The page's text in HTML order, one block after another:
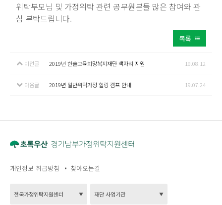
위탁부모님 및 가정위탁 관련 공무원분들 많은 참여와 관
심 부탁드립니다.
목록
이전글 2019년 한솔교육희망복지재단 책자리 지원 19.08.12
다음글 2019년 일반위탁가정 힐링 캠프 안내 19.07.24
개인정보 취급방침 찾아오는길